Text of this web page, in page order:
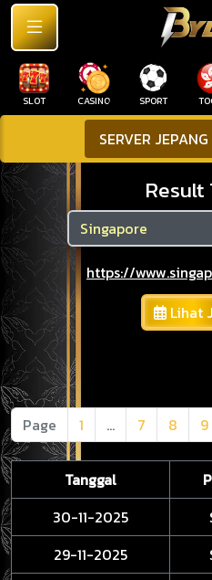
SLOT CASINO SPORT
Result
https://
Lihat
Page 1 ... 7 8 9
Tanggal
30-11-2025
29-11-2025